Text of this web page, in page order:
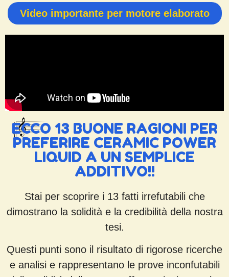
Video importante per motore elaborato
ECCO 13 BUONE RAGIONI PER
PREFERIRE CERAMIC POWER
LIQUID A UN SEMPLICE
ADDITIVO!!
Stai per scoprire i 13 fatti irrefutabili che
dimostrano la solidità e la credibilità della nostra
tesi.
Questi punti sono il risultato di rigorose ricerche
e analisi e rappresentano le prove inconfutabili